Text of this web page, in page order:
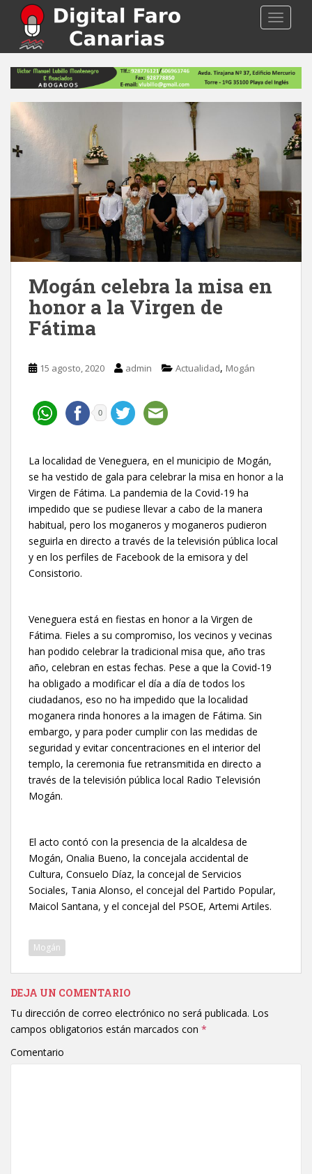
p
Mogán celebra la misa en
honor a la Virgen de
Fátima
15 agosto, 2020 admin Actualidad, Mogán
0
La localidad de Veneguera, en el municipio de Mogán,
se ha vestido de gala para celebrar la misa en honor a la
Virgen de Fátima. La pandemia de la Covid-19 ha
impedido que se pudiese llevar a cabo de la manera
habitual, pero los moganeros y moganeros pudieron
seguirla en directo a través de la televisión pública local
y en los perfiles de Facebook de la emisora y del
Consistorio.
Veneguera está en fiestas en honor a la Virgen de
Fátima. Fieles a su compromiso, los vecinos y vecinas
han podido celebrar la tradicional misa que, año tras
año, celebran en estas fechas. Pese a que la Covid-19
ha obligado a modificar el día a día de todos los
ciudadanos, eso no ha impedido que la localidad
moganera rinda honores a la imagen de Fátima. Sin
embargo, y para poder cumplir con las medidas de
seguridad y evitar concentraciones en el interior del
templo, la ceremonia fue retransmitida en directo a
través de la televisión pública local Radio Televisión
Mogán.
El acto contó con la presencia de la alcaldesa de
Mogán, Onalia Bueno, la concejala accidental de
Cultura, Consuelo Díaz, la concejal de Servicios
Sociales, Tania Alonso, el concejal del Partido Popular,
Maicol Santana, y el concejal del PSOE, Artemi Artiles.
Mogán
DEJA UN COMENTARIO
Tu dirección de correo electrónico no será publicada. Los
campos obligatorios están marcados con *
Comentario